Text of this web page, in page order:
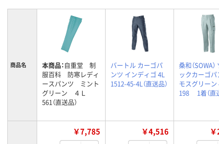
商品名 本商品：自重堂 制
服百科 防寒レディ
ースパンツ ミント
グリーン ４Ｌ
561（直送品）
バートル カーゴパ
ンツ インディゴ 4L
1512-45-4L（直送品）
桑和（SOWA
ックカーゴパ
モスグリーン
198 1着（直
￥7,785 ￥4,516